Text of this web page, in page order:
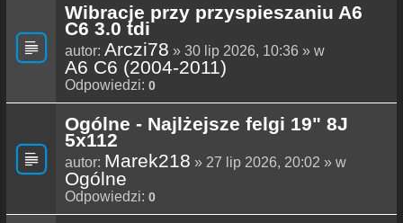
Wibracje przy przyspieszaniu A6
C6 3.0 tdi
autor: Arczi78 » 30 lip 2026, 10:36 » w
A6 C6 (2004-2011)
Odpowiedzi: 0
Ogólne - Najlżejsze felgi 19" 8J
5x112
autor: Marek218 » 27 lip 2026, 20:02 » w
Ogólne
Odpowiedzi: 0